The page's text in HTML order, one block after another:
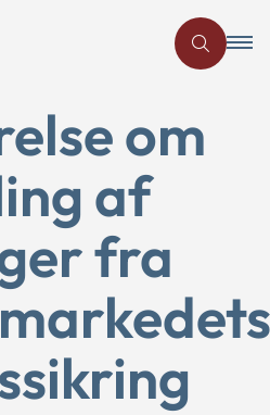
om
af
fra